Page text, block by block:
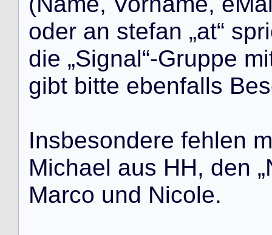
oder an stefan „at“ spri
die „Signal“-Gruppe mi
gibt bitte ebenfalls Bes
Insbesondere fehlen m
Michael aus HH, den „
Marco und Nicole.